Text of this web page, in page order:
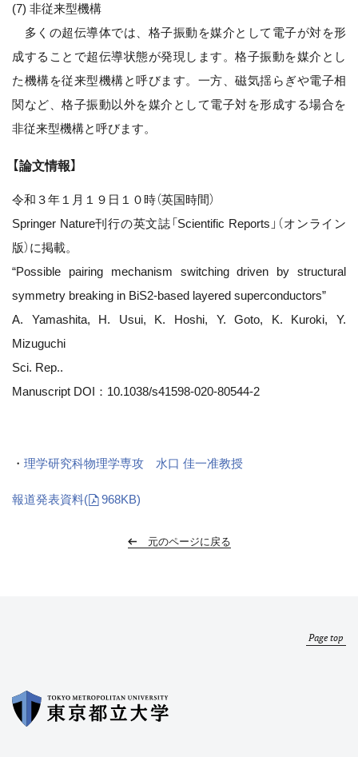
(7) 非従来型機構
多くの超伝導体では、格子振動を媒介として電子が対を形
成することで超伝導状態が発現します。格子振動を媒介とし
た機構を従来型機構と呼びます。一方、磁気揺らぎや電子相
関など、格子振動以外を媒介として電子対を形成する場合を
非従来型機構と呼びます。
【論文情報】
令和３年１月１９日１０時（英国時間）
Springer Nature刊行の英文誌「Scientific Reports」（オンライン
版）に掲載。
“Possible pairing mechanism switching driven by structural
symmetry breaking in BiS2-based layered superconductors”
A. Yamashita, H. Usui, K. Hoshi, Y. Goto, K. Kuroki, Y.
Mizuguchi
Sci. Rep..
Manuscript DOI：10.1038/s41598-020-80544-2
・ 理学研究科物理学専攻 水口 佳一准教授
報道発表資料( 968KB)
元のページに戻る
Page top